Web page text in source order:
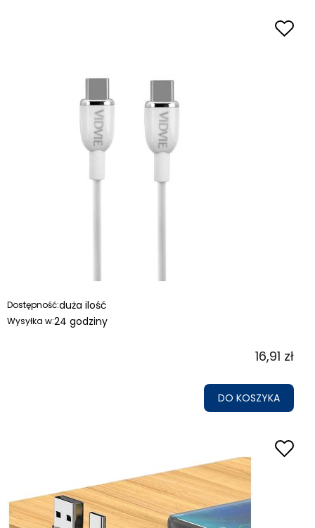
Dostępność:duża ilość
Wysyłka w:24 godziny
16,91 zł
DO KOSZYKA